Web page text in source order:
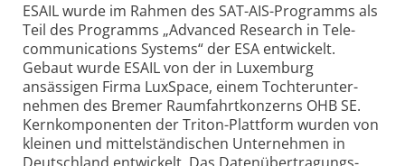
ESAIL wurde im Rahmen des SAT-AIS-Programms als
Teil des Programms „Advanced Research in Tele­
communi­cations Systems“ der ESA entwickelt.
Gebaut wurde ESAIL von der in Luxemburg
ansässigen Firma LuxSpace, einem Tochter­unter­
nehmen des Bremer Raumfahrt­konzerns OHB SE.
Kern­kompo­nenten der Triton-Plattform wurden von
kleinen und mittel­ständischen Unter­nehmen in